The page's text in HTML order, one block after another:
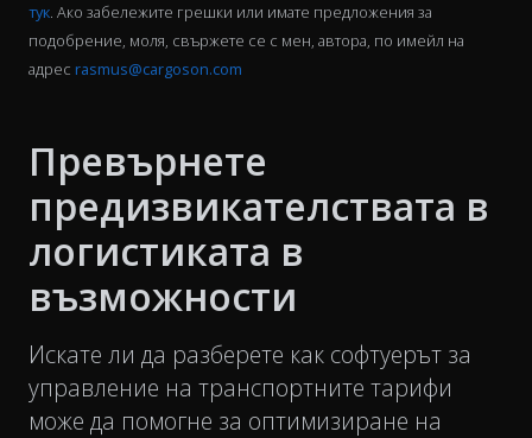
тук. Ако забележите грешки или имате предложения за
подобрение, моля, свържете се с мен, автора, по имейл на
адрес rasmus@cargoson.com
Превърнете
предизвикателствата в
логистиката в
възможности
Искате ли да разберете как софтуерът за
управление на транспортните тарифи
може да помогне за оптимизиране на